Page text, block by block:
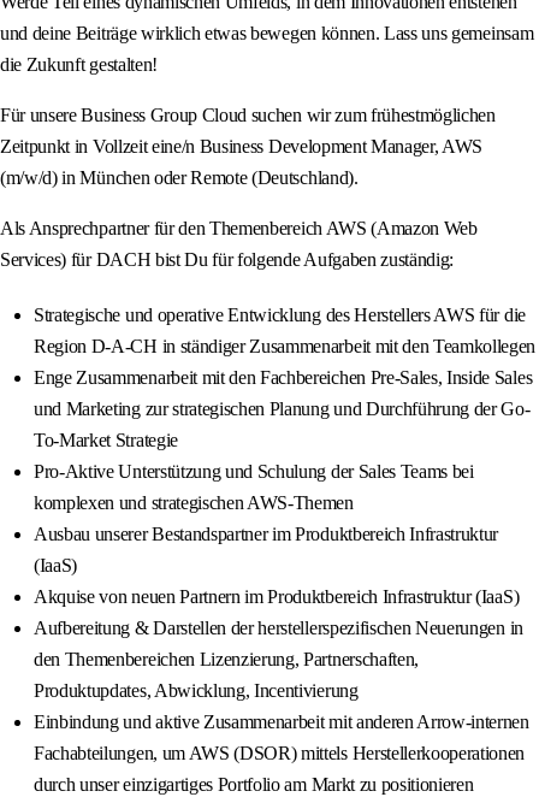
und deine Beiträge wirklich etwas bewegen können. Lass uns gemeinsam
die Zukunft gestalten!
Für unsere Business Group Cloud suchen wir zum frühestmöglichen
Zeitpunkt in Vollzeit eine/n Business Development Manager, AWS
(m/w/d) in München oder Remote (Deutschland).
Als Ansprechpartner für den Themenbereich AWS (Amazon Web
Services) für DACH bist Du für folgende Aufgaben zuständig:
Strategische und operative Entwicklung des Herstellers AWS für die
Region D-A-CH in ständiger Zusammenarbeit mit den Teamkollegen
Enge Zusammenarbeit mit den Fachbereichen Pre-Sales, Inside Sales
und Marketing zur strategischen Planung und Durchführung der Go-
To-Market Strategie
Pro-Aktive Unterstützung und Schulung der Sales Teams bei
komplexen und strategischen AWS-Themen
Ausbau unserer Bestandspartner im Produktbereich Infrastruktur
(IaaS)
Akquise von neuen Partnern im Produktbereich Infrastruktur (IaaS)
Aufbereitung & Darstellen der herstellerspezifischen Neuerungen in
den Themenbereichen Lizenzierung, Partnerschaften,
Produktupdates, Abwicklung, Incentivierung
Einbindung und aktive Zusammenarbeit mit anderen Arrow-internen
Fachabteilungen, um AWS (DSOR) mittels Herstellerkooperationen
durch unser einzigartiges Portfolio am Markt zu positionieren